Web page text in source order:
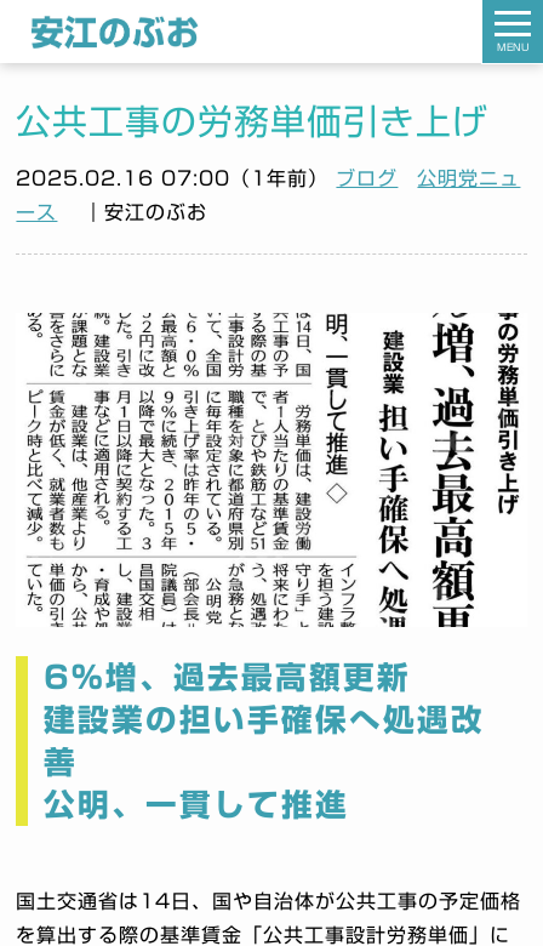
公共工事の労務単価引き上げ
2025.02.16 07:00（1年前） ブログ
公明党ニュ
ース
｜安江のぶお
6％増、過去最高額更新
建設業の担い手確保へ処遇改
善
公明、一貫して推進
国土交通省は14日、国や自治体が公共工事の予定価格
を算出する際の基準賃金「公共工事設計労務単価」に
MENU